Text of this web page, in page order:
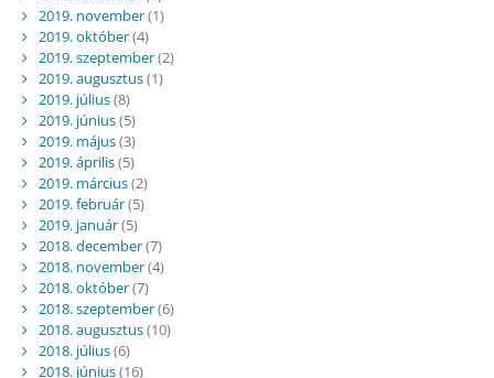
2019. november(1)
2019. október(4)
2019. szeptember(2)
2019. augusztus(1)
2019. július(8)
2019. június(5)
2019. május(3)
2019. április(5)
2019. március(2)
2019. február(5)
2019. január(5)
2018. december(7)
2018. november(4)
2018. október(7)
2018. szeptember(6)
2018. augusztus(10)
2018. július(6)
2018. június(16)